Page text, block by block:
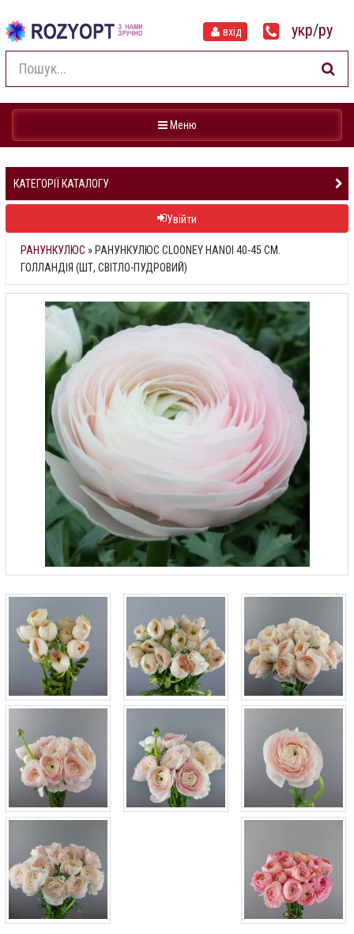
вхід укр/ру
Навігація
Меню
КАТЕГОРІЇ КАТАЛОГУ
Увійти
РАНУНКУЛЮС » РАНУНКУЛЮС CLOONEY HANOI 40-45 СМ.
ГОЛЛАНДІЯ (ШТ, СВІТЛО-ПУДРОВИЙ)